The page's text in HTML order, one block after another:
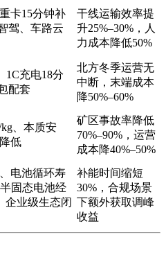
卡15分钟补
驾、车路云
干线运输效率提
升25%–30%，人
力成本降低50%
1C充电18分
配套
北方冬季运营无
中断，末端成本
降50%–60%
、本质安
低
矿区事故率降低
70%–90%，运营
成本降40%–50%
电池循环寿
固态电池经
企业级生态闭
补能时间缩短
30%，合规场景
下额外获取调峰
收益